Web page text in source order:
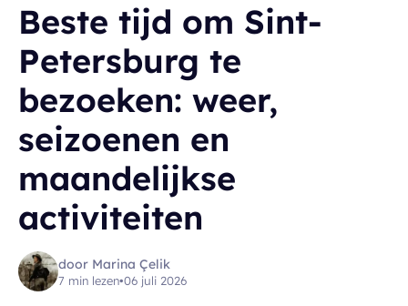
Beste tijd om Sint-
Petersburg te
bezoeken: weer,
seizoenen en
maandelijkse
activiteiten
door Marina Çelik
7 min lezen•06 juli 2026